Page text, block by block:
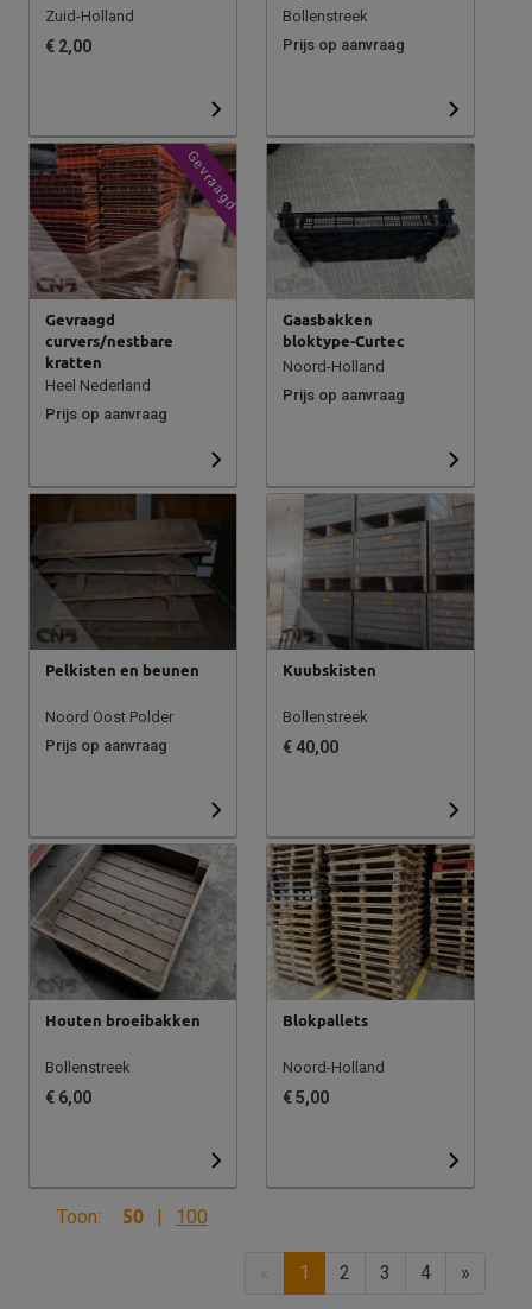
Zuid-Holland
€ 2,00
Bollenstreek
Prijs op aanvraag
Gevraagd
Gevraagd
curvers/nestbare
kratten
Heel Nederland
Prijs op aanvraag
Gaasbakken
bloktype-Curtec
Noord-Holland
Prijs op aanvraag
Pelkisten en beunen
Noord Oost Polder
Prijs op aanvraag
Kuubskisten
Bollenstreek
€ 40,00
Houten broeibakken
Bollenstreek
€ 6,00
Blokpallets
Noord-Holland
€ 5,00
Toon: 50 | 100
1 2 3 4 »